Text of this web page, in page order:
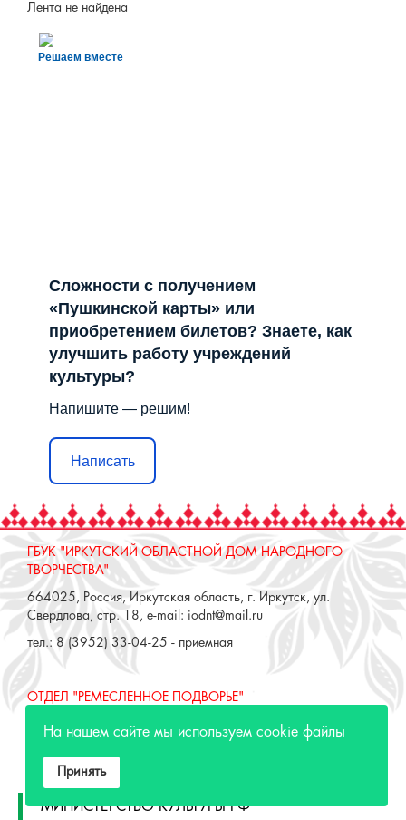
Лента не найдена
Решаем вместе
Сложности с получением
«Пушкинской карты» или
приобретением билетов? Знаете, как
улучшить работу учреждений
культуры?
Напишите — решим!
Написать
ГБУК "ИРКУТСКИЙ ОБЛАСТНОЙ ДОМ НАРОДНОГО
ТВОРЧЕСТВА"
664025, Россия, Иркутская область, г. Иркутск, ул.
Свердлова, стр. 18, e-mail: iodnt@mail.ru
тел.: 8 (3952) 33-04-25 - приемная
ОТДЕЛ "РЕМЕСЛЕННОЕ ПОДВОРЬЕ"
664025, Россия, Иркутская область, г. Иркутск, ул. 3 июля,
тел.: 8 (3952) 48-71-30
МИНИСТЕРСТВО КУЛЬТУРЫ РФ
На нашем сайте мы используем cookie файлы
Принять